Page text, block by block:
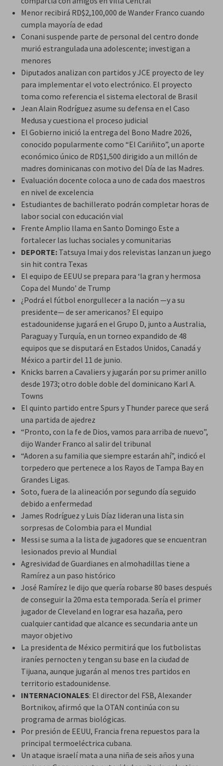
Menor recibirá RD$2,100,000 de Wander Franco cuando
cumpla mayoría de edad
Conani suspende parte de personal del centro donde
murió estrangulada una adolescente; investigan a
menores
Diputados analizan con partidos y JCE proyecto de ley
para implementar el voto electrónico. El proyecto
toma como referencia el sistema electoral de Brasil
Jean Alain Rodríguez asume su defensa en el Caso
Medusa y cuestiona el proceso judicial
El Gobierno inició la entrega del Bono Madre 2026,
conocido popularmente como “El Cariñito”, un aporte
económico único de RD$1,500 dirigido a un millón de
madres dominicanas con motivo del Día de las Madres.
Evaluación docente coloca a uno de cada dos maestros
en nivel de excelencia
Estudiantes de bachillerato podrán completar horas de
labor social con educación vial
Frente Amplio llama en Santo Domingo Este a
fortalecer las luchas sociales y comunitarias
DEPORTE:Tatsuya Imai y dos relevistas lanzan un juego
sin hit contra Texas
El equipo de EEUU se prepara para ‘la gran y hermosa
Copa del Mundo’ de Trump
¿Podrá el fútbol enorgullecer a la nación —y a su
presidente— de ser americanos? El equipo
estadounidense jugará en el Grupo D, junto a Australia,
Paraguay y Turquía, en un torneo expandido de 48
equipos que se disputará en Estados Unidos, Canadá y
México a partir del 11 de junio.
Knicks barren a Cavaliers y jugarán por su primer anillo
desde 1973; otro doble doble del dominicano Karl A.
Towns
El quinto partido entre Spurs y Thunder parece que será
una partida de ajedrez
“Pronto, con la fe de Dios, vamos para arriba de nuevo”,
dijo Wander Franco al salir del tribunal
“Adoren a su familia que siempre estarán ahí”, indicó el
torpedero que pertenece a los Rayos de Tampa Bay en
Grandes Ligas.
Soto, fuera de la alineación por segundo día seguido
debido a enfermedad
James Rodríguez y Luis Díaz lideran una lista sin
sorpresas de Colombia para el Mundial
Messi se suma a la lista de jugadores que se encuentran
lesionados previo al Mundial
Agresividad de Guardianes en almohadillas tiene a
Ramírez a un paso histórico
José Ramírez le dijo que quería robarse 80 bases después
de conseguir la 20ma esta temporada. Sería el primer
jugador de Cleveland en lograr esa hazaña, pero
cualquier cantidad que alcance es secundaria ante un
mayor objetivo
La presidenta de México permitirá que los futbolistas
iraníes pernocten y tengan su base en la ciudad de
Tijuana, aunque jugarán al menos tres partidos en
territorio estadounidense.
INTERNACIONALES: El director del FSB, Alexander
Bortnikov, afirmó que la OTAN continúa con su
programa de armas biológicas.
Por presión de EEUU, Francia frena repuestos para la
principal termoeléctrica cubana.
Un ataque israelí mata a una niña de seis años y una